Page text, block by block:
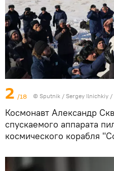
2 /18 © Sputnik / Sergey Ilnichkiy /
Космонавт Александр
спускаемого аппарата
космического корабля